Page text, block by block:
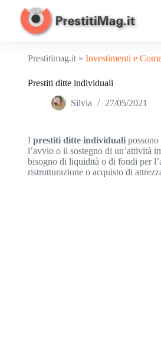
Prestitimag.it » Investimenti e
Prestiti ditte individuali
Silvia 27/05/2021
I prestiti ditte individualipossono
l’avvio o il sostegno di un’attività
bisogno di liquidità o di fondi per
ristrutturazione o acquisto di